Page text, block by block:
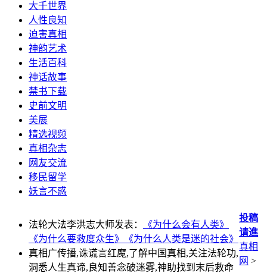
大千世界
人性良知
迫害真相
神韵艺术
生活百科
神话故事
禁书下载
史前文明
美展
精选视频
真相杂志
网友交流
移民留学
妖言不惑
法轮大法李洪志大师发表：
《为什么会有人类》
《为什么要救度众生》
《为什么人类是迷的社会》
真相广传播,诛谎言红魔,了解中国真相,关注法轮功,
洞悉人生真谛,良知善念破迷雾,神助找到末后救命
投稿
请進
真相
网 >